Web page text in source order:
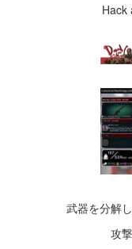
Hack
武器を分解
攻